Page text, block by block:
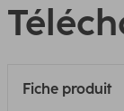
Fiche produit